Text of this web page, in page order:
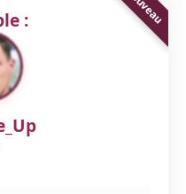
: